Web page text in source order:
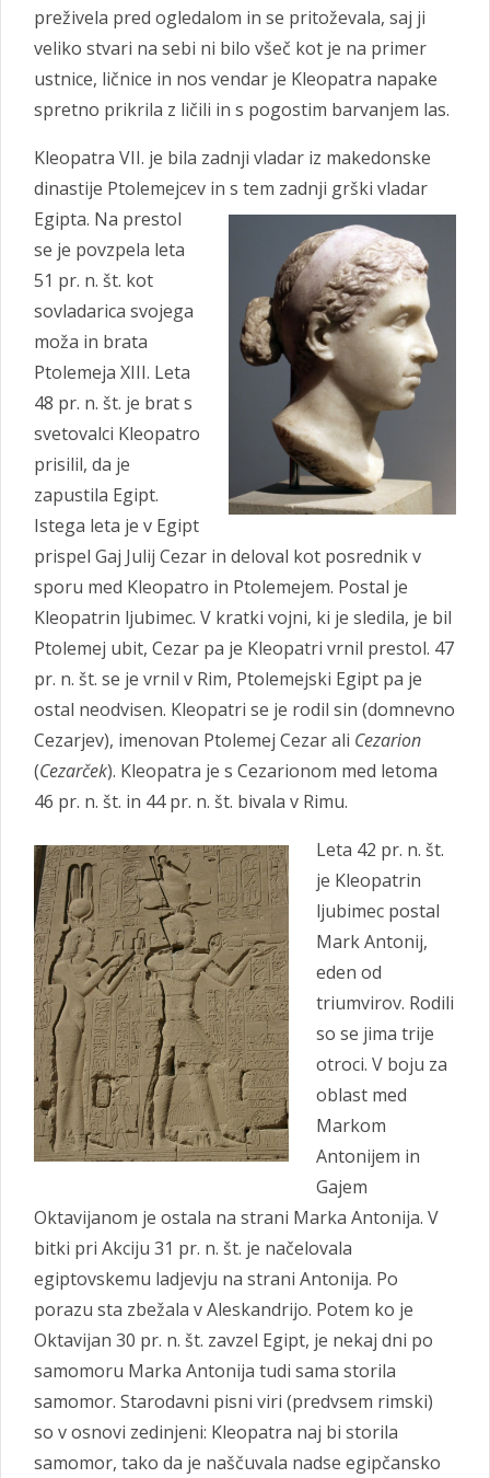
preživela pred ogledalom in se pritoževala, saj ji
veliko stvari na sebi ni bilo všeč kot je na primer
ustnice, ličnice in nos vendar je Kleopatra napake
spretno prikrila z ličili in s pogostim barvanjem las.
Kleopatra VII. je bila zadnji vladar iz makedonske
dinastije Ptolemejcev in s tem zadnji grški vladar
Egipta. Na prestol
se je povzpela leta
51 pr. n. št. kot
sovladarica svojega
moža in brata
Ptolemeja XIII. Leta
48 pr. n. št. je brat s
svetovalci Kleopatro
prisilil, da je
zapustila Egipt.
Istega leta je v Egipt
prispel Gaj Julij Cezar in deloval kot posrednik v
sporu med Kleopatro in Ptolemejem. Postal je
Kleopatrin ljubimec. V kratki vojni, ki je sledila, je bil
Ptolemej ubit, Cezar pa je Kleopatri vrnil prestol. 47
pr. n. št. se je vrnil v Rim, Ptolemejski Egipt pa je
ostal neodvisen. Kleopatri se je rodil sin (domnevno
Cezarjev), imenovan Ptolemej Cezar ali Cezarion
(Cezarček). Kleopatra je s Cezarionom med letoma
46 pr. n. št. in 44 pr. n. št. bivala v Rimu.
Leta 42 pr. n. št.
je Kleopatrin
ljubimec postal
Mark Antonij,
eden od
triumvirov. Rodili
so se jima trije
otroci. V boju za
oblast med
Markom
Antonijem in
Gajem
Oktavijanom je ostala na strani Marka Antonija. V
bitki pri Akciju 31 pr. n. št. je načelovala
egiptovskemu ladjevju na strani Antonija. Po
porazu sta zbežala v Aleskandrijo. Potem ko je
Oktavijan 30 pr. n. št. zavzel Egipt, je nekaj dni po
samomoru Marka Antonija tudi sama storila
samomor. Starodavni pisni viri (predvsem rimski)
so v osnovi zedinjeni: Kleopatra naj bi storila
samomor, tako da je naščuvala nadse egipčansko